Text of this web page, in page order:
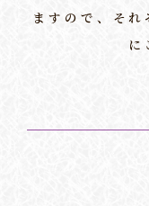
ますので、そ
に